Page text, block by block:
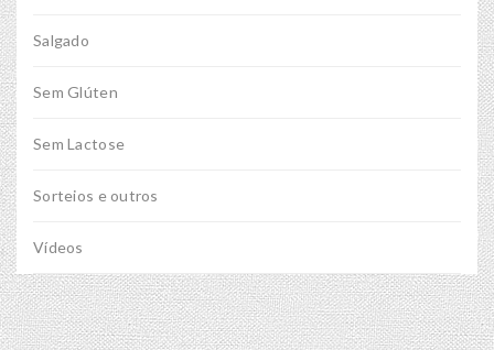
Salgado
Sem Glúten
Sem Lactose
Sorteios e outros
Vídeos